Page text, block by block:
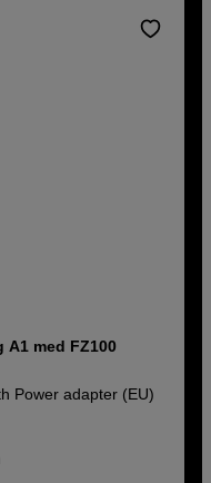
A1 med FZ100
Power adapter (EU)